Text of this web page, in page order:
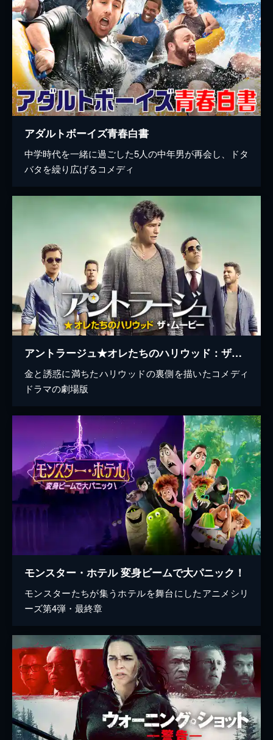
アダルトボーイズ青春白書
中学時代を一緒に過ごした5人の中年男が再会し、ドタ
バタを繰り広げるコメディ
アントラージュ★オレたちのハリウッド：ザ・ムービー
金と誘惑に満ちたハリウッドの裏側を描いたコメディ
ドラマの劇場版
モンスター・ホテル 変身ビームで大パニック！
モンスターたちが集うホテルを舞台にしたアニメシリ
ーズ第4弾・最終章